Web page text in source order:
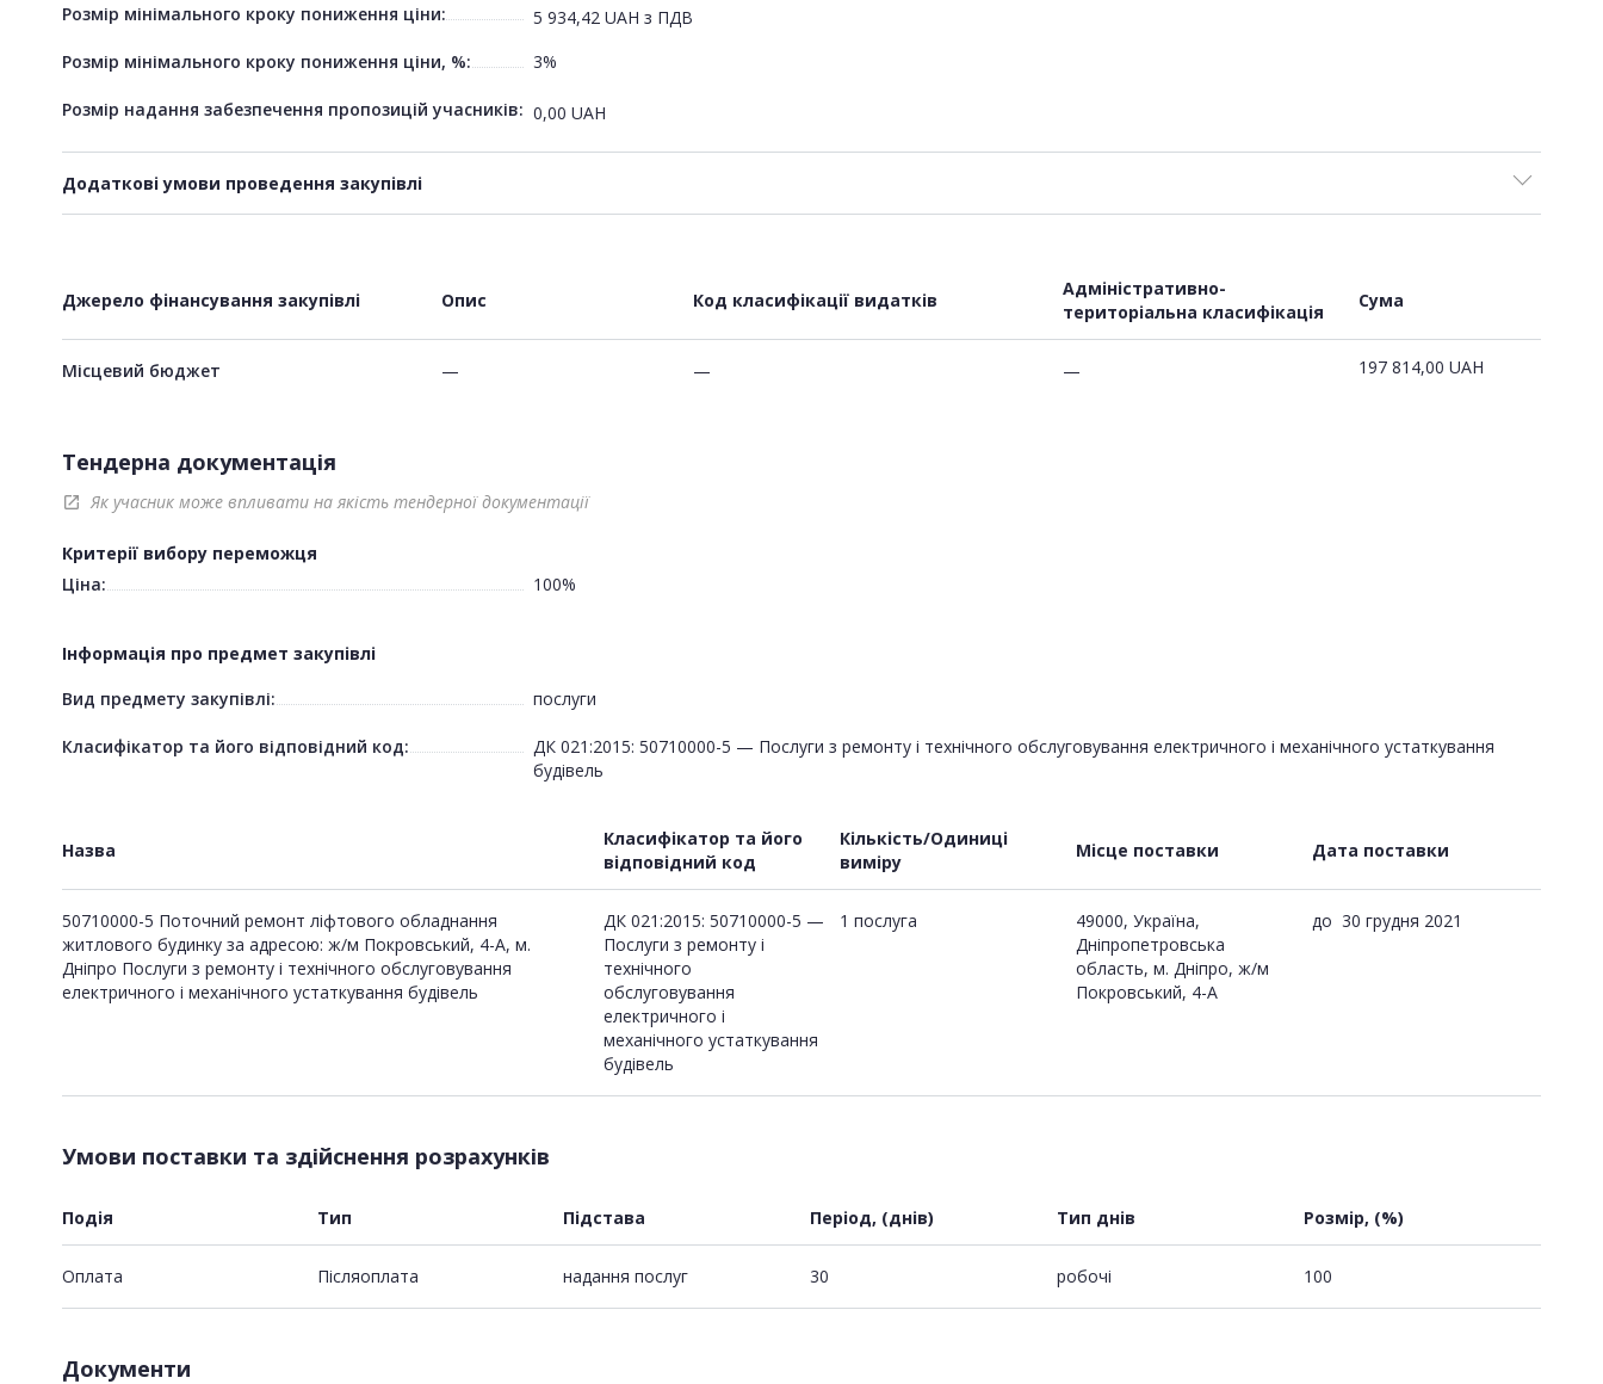
Розмір мінімального кроку пониження ціни:
5 934,42 UAH з ПДВ
Розмір мінімального кроку пониження ціни, %:
3%
Розмір надання забезпечення пропозицій учасників: 0,00 UAH
Додаткові умови проведення закупівлі
Джерело фінансування закупівлі Опис Код класифікації видатків
Адміністративно-
територіальна класифікація
Сума
Місцевий бюджет — — — 197 814,00 UAH
Тендерна документація
open_in_new Як учасник може впливати на якість тендерної документації
Критерії вибору переможця
Ціна:
100%
Інформація про предмет закупівлі
Вид предмету закупівлі:
послуги
Класифікатор та його відповідний код:
ДК 021:2015: 50710000-5 — Послуги з ремонту і технічного обслуговування електричного і механічного устаткування
будівель
Назва
Класифікатор та його
відповідний код
Кількість/Одиниці
виміру
Місце поставки Дата поставки
50710000-5 Поточний ремонт ліфтового обладнання
житлового будинку за адресою: ж/м Покровський, 4-А, м.
Дніпро Послуги з ремонту і технічного обслуговування
електричного і механічного устаткування будівель
ДК 021:2015: 50710000-5 —
Послуги з ремонту і
технічного
обслуговування
електричного і
механічного устаткування
будівель
1 послуга
49000, Україна,
Дніпропетровська
область, м. Дніпро, ж/м
Покровський, 4-А
до 30 грудня 2021
Умови поставки та здійснення розрахунків
Подія Тип Підстава Період, (днів) Тип днів Розмір, (%)
Оплата Пiсляоплата надання послуг 30 робочі 100
Документи